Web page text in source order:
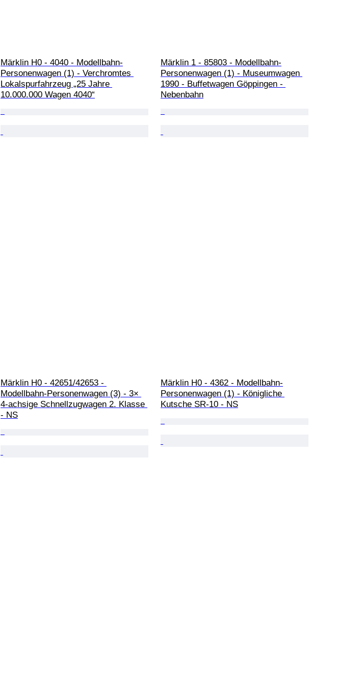
Märklin H0 - 4040 - Modellbahn-
Personenwagen (1) - Verchromtes
Lokalspurfahrzeug „25 Jahre
10.000.000 Wagen 4040“
Märklin 1 - 85803 - Modellbahn-
Personenwagen (1) - Museumwagen
1990 - Buffetwagen Göppingen -
Nebenbahn
Märklin H0 - 42651/42653 -
Modellbahn-Personenwagen (3) - 3×
4‑achsige Schnellzugwagen 2. Klasse
- NS
Märklin H0 - 4362 - Modellbahn-
Personenwagen (1) - Königliche
Kutsche SR-10 - NS